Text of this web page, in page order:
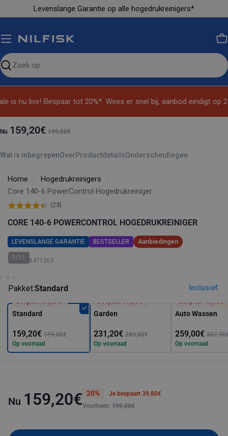
naar
Levenslange Garantie op alle hogedrukreinigers*
Zoeken
is nu live! Bespaar tot 20%*. Wees er snel bij, aanbod eindigt op
Nu 159,20€ 199,00€
Wat is inbegrepenOver ProductdetailsOnderscheidingen
Home
Hogedrukreinigers
Core 140-6 PowerControl Hogedrukreiniger
(23)
CORE 140-6 POWERCONTROL HOGEDRUKREINIGER
LEVENSLANGE GARANTIE BESTSELLER Aanbiedingen
SKU: 128471263
1/11
Pakket:Standard Inclusief:
Bespaar 39,80€*
Standard
159,20€ 199,00€
Op voorraad
Bespaar 57,80€*
Garden
231,20€ 289,00€
Op voorraad
Bespaar 48,90€*
Auto Wassen
259,00€
Op voorraad
Nu 159,20€ 20%
Je bespaart 39,80€
Voorheen: 199,00€